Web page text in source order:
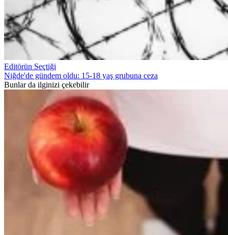
Editörün Seçtiği
Niğde'de gündem oldu: 15-18 yaş grubuna ceza
Bunlar da ilginizi çekebilir